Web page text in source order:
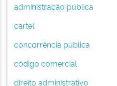
administração pública
cartel
concorrência pública
código comercial
direito administrativo